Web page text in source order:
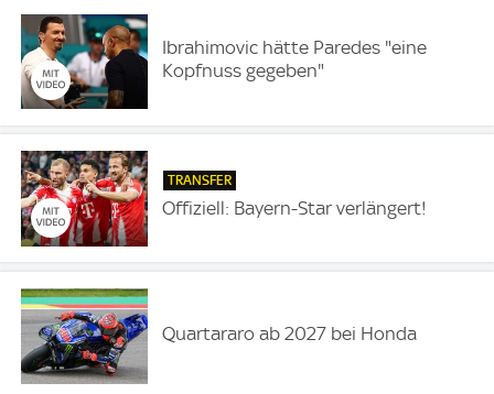
Ibrahimovic hätte Paredes "eine
Kopfnuss gegeben"
TRANSFER
Offiziell: Bayern-Star verlängert!
Quartararo ab 2027 bei Honda